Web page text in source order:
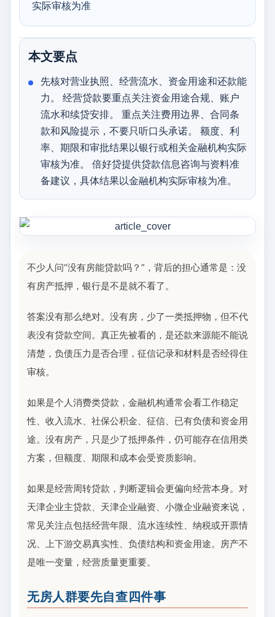
实际审核为准
本文要点
先核对营业执照、经营流水、资金用途和还款能
力。 经营贷款要重点关注资金用途合规、账户
流水和续贷安排。 重点关注费用边界、合同条
款和风险提示，不要只听口头承诺。 额度、利
率、期限和审批结果以银行或相关金融机构实际
审核为准。 倍好贷提供贷款信息咨询与资料准
备建议，具体结果以金融机构实际审核为准。
不少人问“没有房能贷款吗？”，背后的担心通常是：没
有房产抵押，银行是不是就不看了。
答案没有那么绝对。没有房，少了一类抵押物，但不代
表没有贷款空间。真正先被看的，是还款来源能不能说
清楚，负债压力是否合理，征信记录和材料是否经得住
审核。
如果是个人消费类贷款，金融机构通常会看工作稳定
性、收入流水、社保公积金、征信、已有负债和资金用
途。没有房产，只是少了抵押条件，仍可能存在信用类
方案，但额度、期限和成本会受资质影响。
如果是经营周转贷款，判断逻辑会更偏向经营本身。对
天津企业主贷款、天津企业融资、小微企业融资来说，
常见关注点包括经营年限、流水连续性、纳税或开票情
况、上下游交易真实性、负债结构和资金用途。房产不
是唯一变量，经营质量更重要。
无房人群要先自查四件事